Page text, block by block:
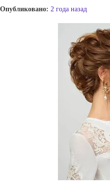
Опубликовано: 2 года назад